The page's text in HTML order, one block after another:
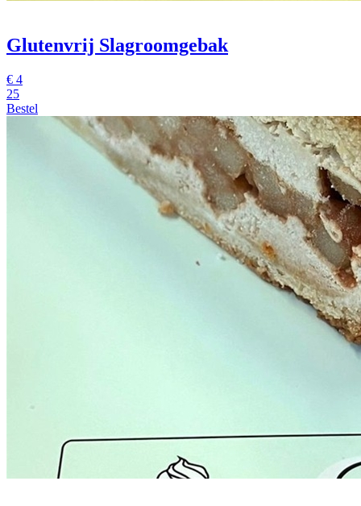
Glutenvrij Slagroomgebak
€ 4
25
Bestel